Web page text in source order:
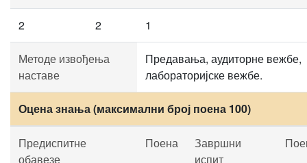
2 2 1
Методе извођења
наставе
Предавања, аудиторне вежбе,
лабораторијске вежбе.
Оцена знања (максимални број поена 100)
Предиспитне
обавезе
Поена
Завршни
испит